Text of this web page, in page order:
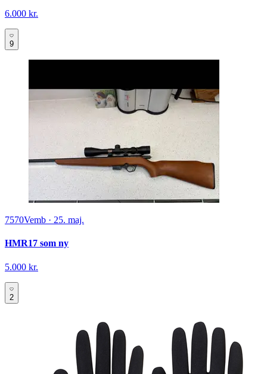
6.000 kr.
9
7570Vemb · 25. maj.
HMR17 som ny
5.000 kr.
2